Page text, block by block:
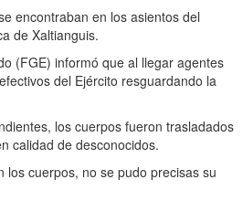
encontraban en los asientos del
de Xaltianguis.
(FGE) informó que al llegar agentes
del Ejército resguardando la
los cuerpos fueron trasladados
calidad de desconocidos.
los cuerpos, no se pudo precisas su